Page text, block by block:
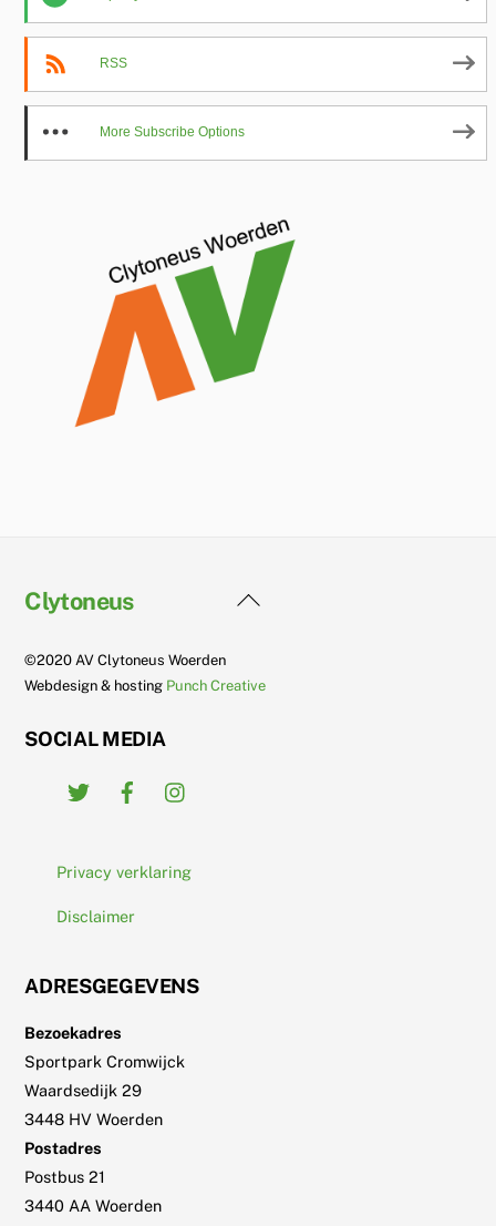
RSS
More Subscribe Options
Back
Clytoneus
©2020 AV Clytoneus Woerden
Webdesign & hosting Punch Creative
SOCIAL MEDIA
Twitter Facebook
Privacy verklaring
Disclaimer
ADRESGEGEVENS
Bezoekadres
Sportpark Cromwijck
Waardsedijk 29
3448 HV Woerden
Postadres
Postbus 21
3440 AA Woerden